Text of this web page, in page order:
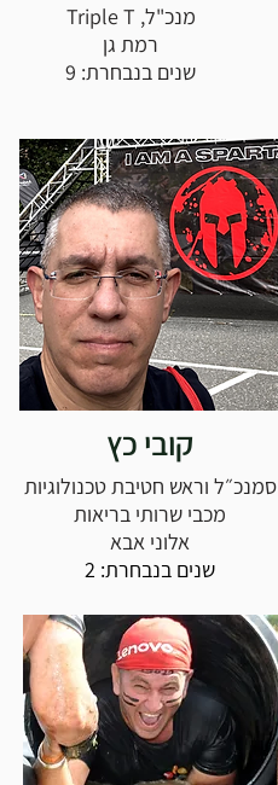
מנכ"ל, Triple T
רמת גן
שנים בנבחרת: 9
קובי כץ
סמנכ״ל וראש חטיבת טכנולוגיות
מכבי שרותי בריאות
אלוני אבא
שנים בנבחרת: 2